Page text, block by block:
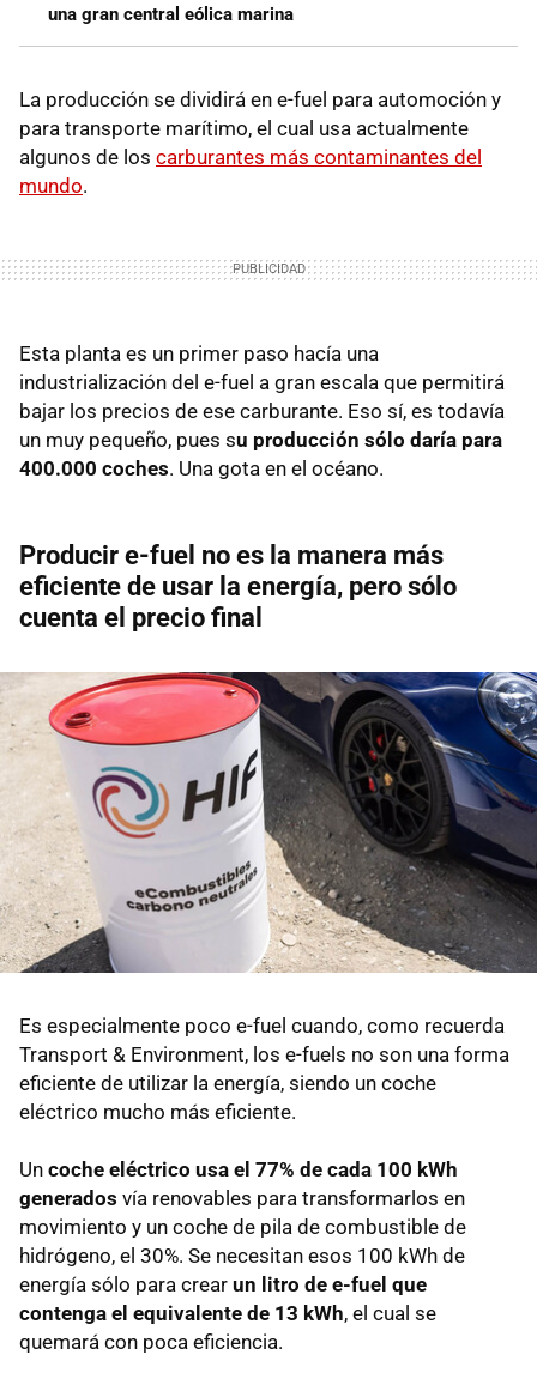
una gran central eólica marina
La producción se dividirá en e-fuel para automoción y
para transporte marítimo, el cual usa actualmente
algunos de los carburantes más contaminantes del
mundo.
Esta planta es un primer paso hacía una
industrialización del e-fuel a gran escala que permitirá
bajar los precios de ese carburante. Eso sí, es todavía
un muy pequeño, pues su producción sólo daría para
400.000 coches. Una gota en el océano.
Producir e-fuel no es la manera más
eficiente de usar la energía, pero sólo
cuenta el precio final
Es especialmente poco e-fuel cuando, como recuerda
Transport & Environment, los e-fuels no son una forma
eficiente de utilizar la energía, siendo un coche
eléctrico mucho más eficiente.
Un coche eléctrico usa el 77% de cada 100 kWh
generados vía renovables para transformarlos en
movimiento y un coche de pila de combustible de
hidrógeno, el 30%. Se necesitan esos 100 kWh de
energía sólo para crear un litro de e-fuel que
contenga el equivalente de 13 kWh, el cual se
quemará con poca eficiencia.